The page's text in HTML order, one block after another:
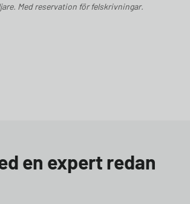
Med reservation för felskrivningar.
en expert redan